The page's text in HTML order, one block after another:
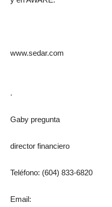
www.sedar.com
.
Gaby pregunta
director financiero
Teléfono: (604) 833-6820
Email: